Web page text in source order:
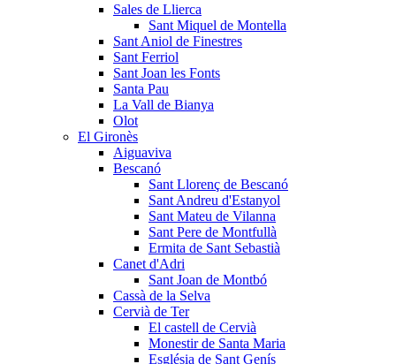
Sales de Llierca
Sant Miquel de Montella
Sant Aniol de Finestres
Sant Ferriol
Sant Joan les Fonts
Santa Pau
La Vall de Bianya
Olot
El Gironès
Aiguaviva
Bescanó
Sant Llorenç de Bescanó
Sant Andreu d'Estanyol
Sant Mateu de Vilanna
Sant Pere de Montfullà
Ermita de Sant Sebastià
Canet d'Adri
Sant Joan de Montbó
Cassà de la Selva
Cervià de Ter
El castell de Cervià
Monestir de Santa Maria
Església de Sant Genís